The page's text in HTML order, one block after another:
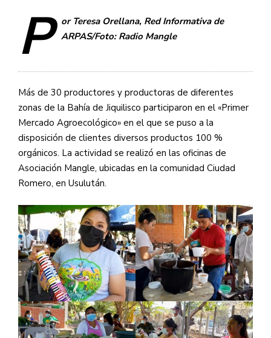
P
or Teresa Orellana, Red Informativa de
ARPAS/Foto: Radio Mangle
Más de 30 productores y productoras de diferentes
zonas de la Bahía de Jiquilisco participaron en el «Primer
Mercado Agroecológico» en el que se puso a la
disposición de clientes diversos productos 100 %
orgánicos. La actividad se realizó en las oficinas de
Asociación Mangle, ubicadas en la comunidad Ciudad
Romero, en Usulután.